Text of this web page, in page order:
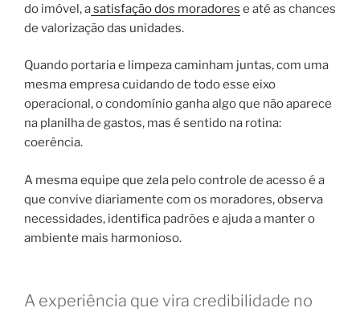
do imóvel, asatisfação dos moradores e até as chances
de valorização das unidades.
Quando portaria e limpeza caminham juntas, com uma
mesma empresa cuidando de todo esse eixo
operacional, o condomínio ganha algo que não aparece
na planilha de gastos, mas é sentido na rotina:
coerência.
A mesma equipe que zela pelo controle de acesso é a
que convive diariamente com os moradores, observa
necessidades, identifica padrões e ajuda a manter o
ambiente mais harmonioso.
A experiência que vira credibilidade no